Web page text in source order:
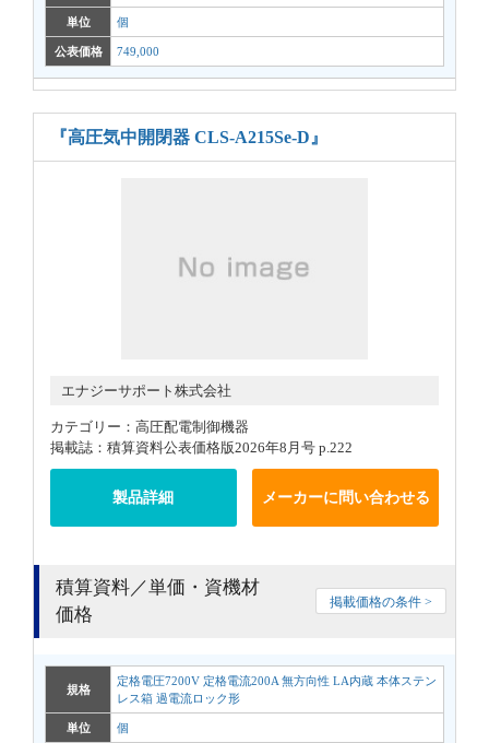
単位 個
公表価格 749,000
『高圧気中開閉器 CLS-A215Se-D』
エナジーサポート株式会社
カテゴリー：高圧配電制御機器
掲載誌：積算資料公表価格版2026年8月号 p.222
製品詳細 メーカーに問い合わせる
積算資料／単価・資機材
価格
掲載価格の条件 >
規格
定格電圧7200V 定格電流200A 無方向性 LA内蔵 本体ステン
レス箱 過電流ロック形
単位 個